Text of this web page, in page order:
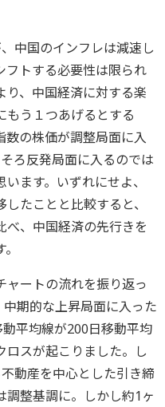
中国のインフレは減速し
フトする必要性は限られ
り、中国経済に対する楽
もう１つあげるとする
数の株価が調整局面に入
ろ反発局面に入るのでは
ます。いずれにせよ、
たことと比較すると、
べ、中国経済の先行きを
ャートの流れを振り返っ
期的な上昇局面に入った
平均線が200日移動平均
ロスが起こりました。し
動産を中心とした引き締
調整基調に。しかし約1ヶ